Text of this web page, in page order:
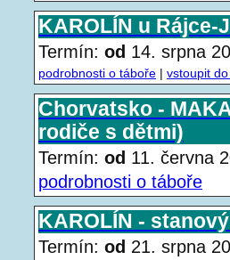
KAROLÍN u
Termín: od 14. srpna
podrobnosti o táboře | vstoupit
Chorvatsko -
rodiče s dětmi)
Termín: od 11. června
podrobnosti o táboře
KAROLÍN -
Termín: od 21. srpna